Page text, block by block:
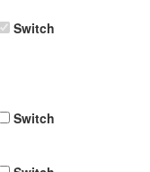
Switch
Switch